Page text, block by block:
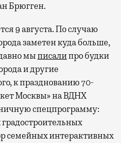
Брюгген.
9 августа. По случаю
заметен куда больше,
мыписалипро будки
и другие
к празднованию 70-
Москвы» на ВДНХ
спецпрограмму:
семейных интерактивных